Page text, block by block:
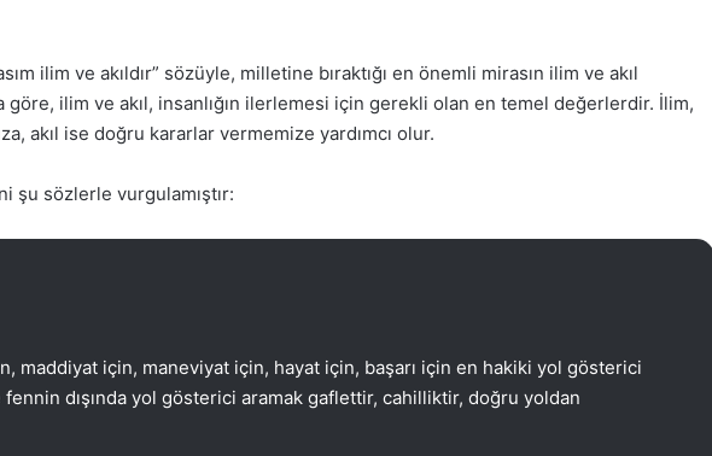
ilim ve akıldır” sözüyle, milletine bıraktığı en önemli mirasın ilim ve akıl
ilim ve akıl, insanlığın ilerlemesi için gerekli olan en temel değerlerdir. İlim,
akıl ise doğru kararlar vermemize yardımcı olur.
şu sözlerle vurgulamıştır:
maddiyat için, maneviyat için, hayat için, başarı için en hakiki yol gösterici
dışında yol gösterici aramak gaflettir, cahilliktir, doğru yoldan